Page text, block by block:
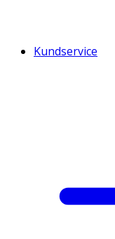
Kundservice